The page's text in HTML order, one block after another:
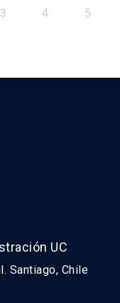
3 4 5
UC
Santiago, Chile